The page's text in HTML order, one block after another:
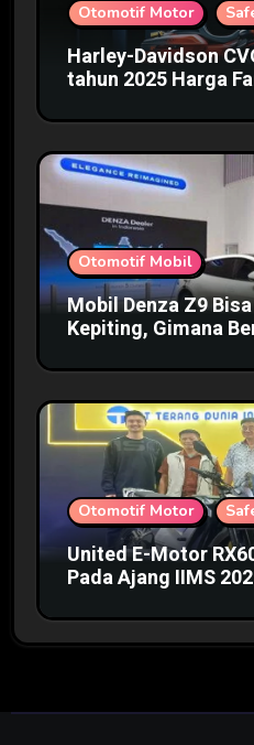
Otomotif Motor
Harley-Davidson
tahun 2025 Harga
Otomotif Mobil
Mobil Denza Z9
Kepiting, Gimana
Otomotif Motor
United E-Motor
Pada Ajang IIMS